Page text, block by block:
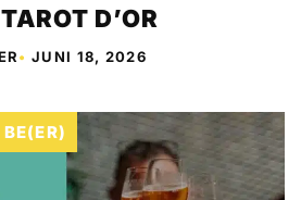
D’OR
•JUNI 18, 2026